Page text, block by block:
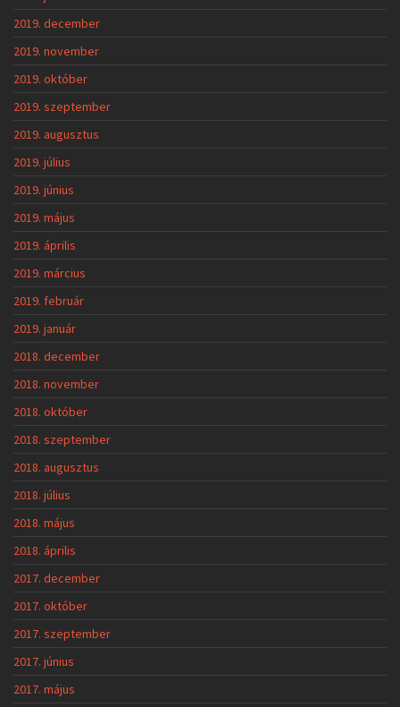
2019. december
2019. november
2019. október
2019. szeptember
2019. augusztus
2019. július
2019. június
2019. május
2019. április
2019. március
2019. február
2019. január
2018. december
2018. november
2018. október
2018. szeptember
2018. augusztus
2018. július
2018. május
2018. április
2017. december
2017. október
2017. szeptember
2017. június
2017. május